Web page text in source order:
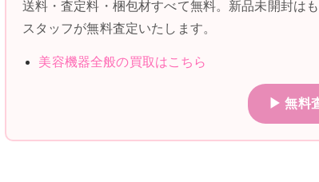
送料・査定料・梱包材すべて無料。新品未開封は
スタッフが無料査定いたします。
美容機器全般の買取はこちら
▶ 無料